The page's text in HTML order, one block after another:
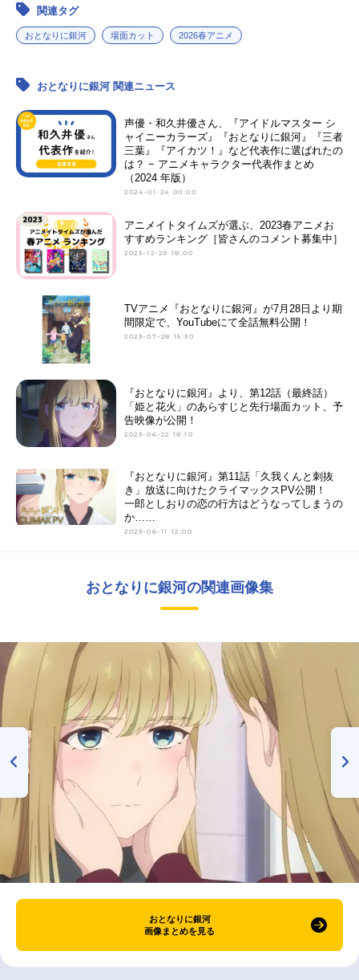
関連タグ
おとなりに銀河 場面カット 2026春アニメ
おとなりに銀河 関連ニュース
声優・和久井優さん、『アイドルマスター シ
ャイニーカラーズ』『おとなりに銀河』『三者
三葉』『アイカツ！』など代表作に選ばれたの
は？ − アニメキャラクター代表作まとめ
（2024 年版）
2024-01-24 00:00
アニメイトタイムズが選ぶ、2023春アニメお
すすめランキング［皆さんのコメント募集中］
2023-12-29 18:00
TVアニメ『おとなりに銀河』が7月28日より期
間限定で、YouTubeにて全話無料公開！
2023-07-28 15:30
『おとなりに銀河』より、第12話（最終話）
「姫と花火」のあらすじと先行場面カット、予
告映像が公開！
2023-06-22 18:10
『おとなりに銀河』第11話「久我くんと刺抜
き」放送に向けたクライマックスPV公開！
一郎としおりの恋の行方はどうなってしまうの
か……
2023-06-11 12:00
おとなりに銀河の関連画像集
おとなりに銀河
画像まとめを見る